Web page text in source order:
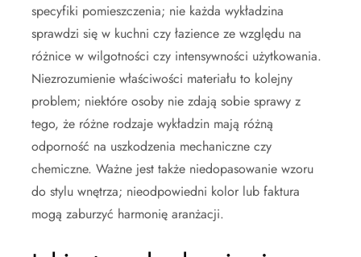
specyfiki pomieszczenia; nie każda wykładzina
sprawdzi się w kuchni czy łazience ze względu na
różnice w wilgotności czy intensywności użytkowania.
Niezrozumienie właściwości materiału to kolejny
problem; niektóre osoby nie zdają sobie sprawy z
tego, że różne rodzaje wykładzin mają różną
odporność na uszkodzenia mechaniczne czy
chemiczne. Ważne jest także niedopasowanie wzoru
do stylu wnętrza; nieodpowiedni kolor lub faktura
mogą zaburzyć harmonię aranżacji.